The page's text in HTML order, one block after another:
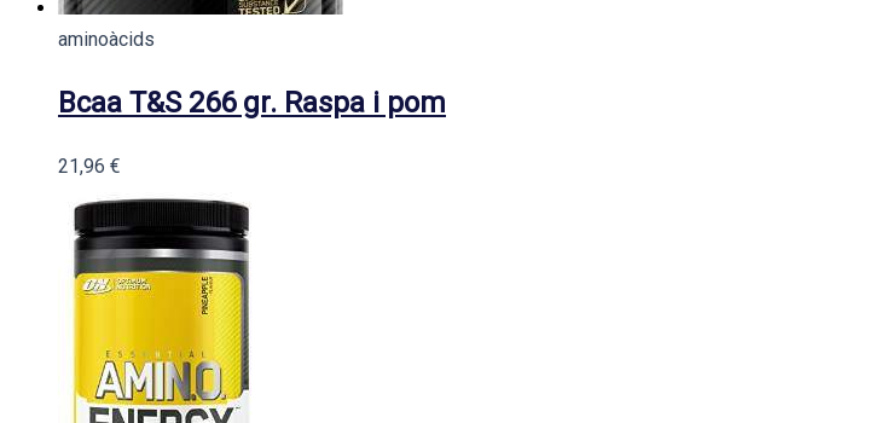
aminoàcids
Bcaa T&S 266 gr. Raspa i pom
21,96 €